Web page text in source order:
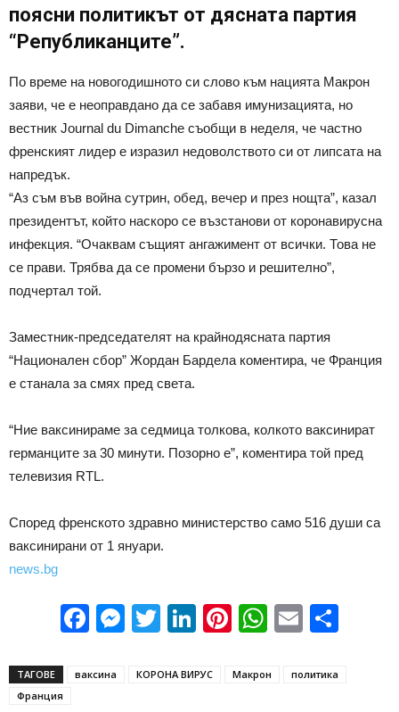
поясни политикът от дясната партия
“Републиканците”.
По време на новогодишното си слово към нацията Макрон
заяви, че е неоправдано да се забавя имунизацията, но
вестник Journal du Dimanche съобщи в неделя, че частно
френският лидер е изразил недоволството си от липсата на
напредък.
“Аз съм във война сутрин, обед, вечер и през нощта”, казал
президентът, който наскоро се възстанови от коронавирусна
инфекция. “Очаквам същият ангажимент от всички. Това не
се прави. Трябва да се промени бързо и решително”,
подчертал той.
Заместник-председателят на крайнодясната партия
“Национален сбор” Жордан Бардела коментира, че Франция
е станала за смях пред света.
“Ние ваксинираме за седмица толкова, колкото ваксинират
германците за 30 минути. Позорно е”, коментира той пред
телевизия RTL.
Според френското здравно министерство само 516 души са
ваксинирани от 1 януари.
news.bg
Facebook
Messenger
Twitter
LinkedIn
Pinterest
WhatsApp
Email
ТАГОВЕ ваксина КОРОНА ВИРУС Макрон
политика
Франция